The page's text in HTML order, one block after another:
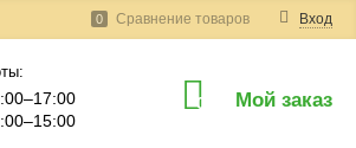
Вход
0 Сравнение товаров
0 Мой заказ